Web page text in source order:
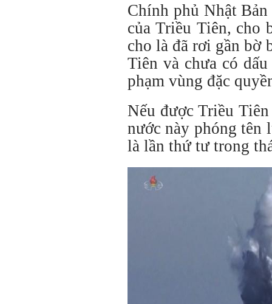
Chính phủ Nhật
của Triều Tiên, cho
cho là đã rơi gần bờ
Tiên và chưa có
phạm vùng đặc
Nếu được Triều
nước này phóng tên
là lần thứ tư trong